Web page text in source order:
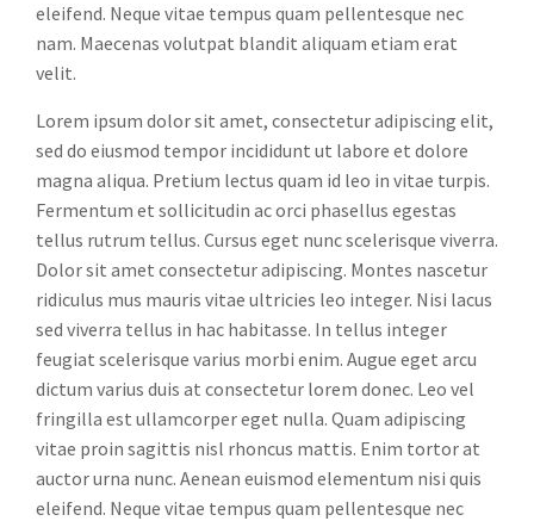
eleifend. Neque vitae tempus quam pellentesque nec
nam. Maecenas volutpat blandit aliquam etiam erat
velit.
Lorem ipsum dolor sit amet, consectetur adipiscing elit,
sed do eiusmod tempor incididunt ut labore et dolore
magna aliqua. Pretium lectus quam id leo in vitae turpis.
Fermentum et sollicitudin ac orci phasellus egestas
tellus rutrum tellus. Cursus eget nunc scelerisque viverra.
Dolor sit amet consectetur adipiscing. Montes nascetur
ridiculus mus mauris vitae ultricies leo integer. Nisi lacus
sed viverra tellus in hac habitasse. In tellus integer
feugiat scelerisque varius morbi enim. Augue eget arcu
dictum varius duis at consectetur lorem donec. Leo vel
fringilla est ullamcorper eget nulla. Quam adipiscing
vitae proin sagittis nisl rhoncus mattis. Enim tortor at
auctor urna nunc. Aenean euismod elementum nisi quis
eleifend. Neque vitae tempus quam pellentesque nec